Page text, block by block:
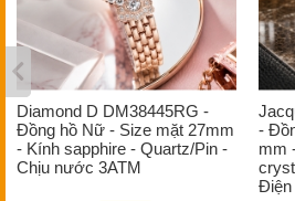
Diamond D DM38445RG -
Đồng hồ Nữ - Size mặt 27mm
- Kính sapphire - Quartz/Pin -
Chịu nước 3ATM
-
mm
Điện